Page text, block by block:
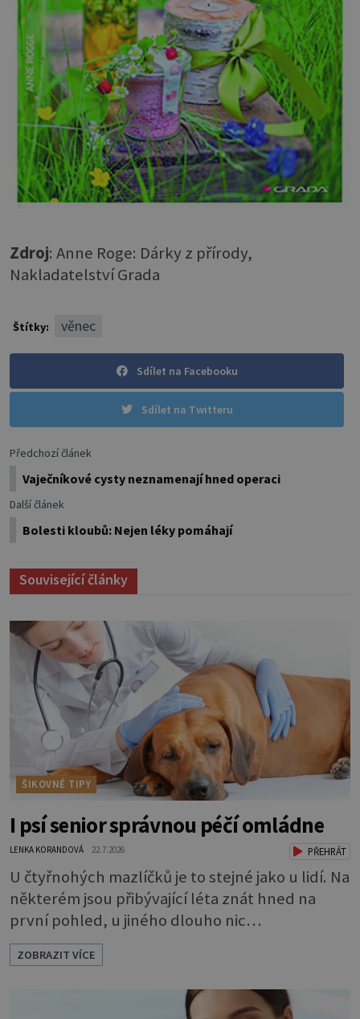
Zdroj: Anne Roge: Dárky z přírody,
Nakladatelství Grada
Štítky: věnec
Sdílet na Facebooku
Sdílet na Twitteru
Předchozí článek
Vaječníkové cysty neznamenají hned operaci
Další článek
Bolesti kloubů: Nejen léky pomáhají
Související články
ŠIKOVNÉ TIPY
I psí senior správnou péčí omládne
LENKA KORANDOVÁ 22.7.2026 PŘEHRÁT
U čtyřnohých mazlíčků je to stejné jako u lidí. Na
některém jsou přibývající léta znát hned na
první pohled, u jiného dlouho nic
nezaznamenáte. Přesto byste si měli staršího
psa více všímat, aby vám neunikly důležité
signály, že něco není v pořádku. Včasná péče
mu může prodloužit i zkvalitnit život. Hůře
ZOBRAZIT VÍCE